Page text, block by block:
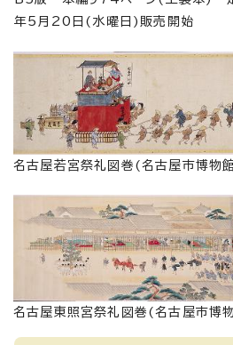
年5月20日(水曜日)販売開始
名古屋若宮祭礼図巻(名古屋市博物
名古屋東照宮祭礼図巻(名古屋市博